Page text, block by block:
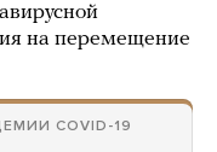
на перемещение
COVID-19